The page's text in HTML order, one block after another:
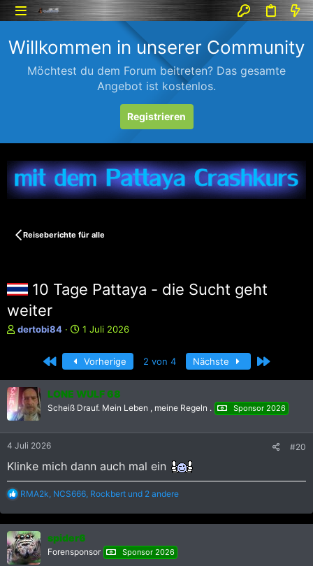
Willkommen in unserer Community
Möchtest du dem Forum beitreten? Das gesamte
Angebot ist kostenlos.
Registrieren
Reiseberichte für alle
10 Tage Pattaya - die Sucht geht
weiter
E
e
l
l
e
dertobi84
E
s
e
l
l
1 Juli 2026
Erste Vorherige 2 von 4 Nächste Letzte
LONE WULF 68
Scheiß Drauf. Mein Leben , meine Regeln . Sponsor 2026
4 Juli 2026 #20
Klinke mich dann auch mal ein
R
a
k
t
i
o
RMA2k NCS666 Rockbert und 2 andere
spider6
Forensponsor Sponsor 2026